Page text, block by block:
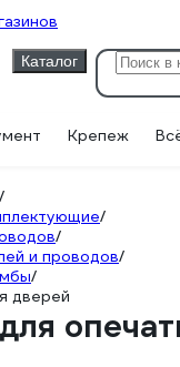
Каталог
Крепеж
/
/
/
и проводов/
/
дверей